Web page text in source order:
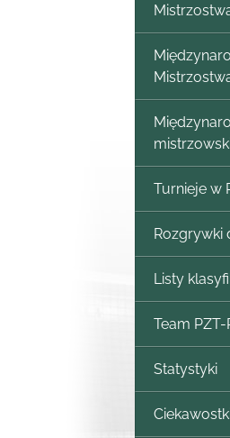
Turnieje w
Rozgrywki
Listy
Team
Statystyki